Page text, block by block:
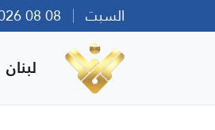
السبت
لبنان